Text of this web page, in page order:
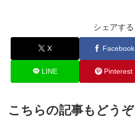
シェアする
X Facebook
LINE Pinterest
こちらの記事もどうぞ